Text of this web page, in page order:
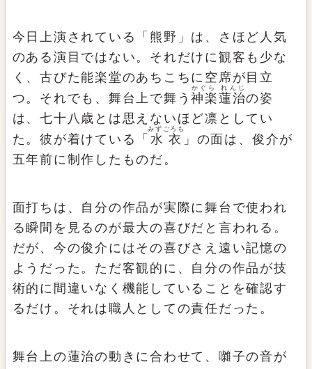
今日上演されている「熊野」は、さほど人気
のある演目ではない。それだけに観客も少な
く、古びた能楽堂のあちこちに空席が目立
つ。それでも、舞台上で舞う神楽蓮治
かぐら れんじ
の姿
は、七十八歳とは思えないほど凛としてい
た。彼が着けている「 水衣
みずごろも
」の面は、俊介が
五年前に制作したものだ。
面打ちは、自分の作品が実際に舞台で使われ
る瞬間を見るのが最大の喜びだと言われる。
だが、今の俊介にはその喜びさえ遠い記憶の
ようだった。ただ客観的に、自分の作品が技
術的に間違いなく機能していることを確認す
るだけ。それは職人としての責任だった。
舞台上の蓮治の動きに合わせて、囃子の音が